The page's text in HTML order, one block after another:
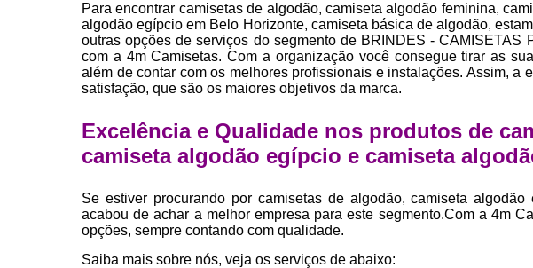
Para encontrar camisetas de algodão, camiseta algodão feminina,
algodão egípcio em Belo Horizonte, camiseta básica de algodão,
outras opções de serviços do segmento de BRINDES - CAMISETAS
com a 4m Camisetas. Com a organização você consegue tirar as
além de contar com os melhores profissionais e instalações. Assim, a
satisfação, que são os maiores objetivos da marca.
Excelência e Qualidade nos produtos de
camiseta algodão egípcio e camiseta
Se estiver procurando por camisetas de algodão, camiseta
acabou de achar a melhor empresa para este segmento.Com a 4m
opções, sempre contando com qualidade.
Saiba mais sobre nós, veja os serviços de abaixo: